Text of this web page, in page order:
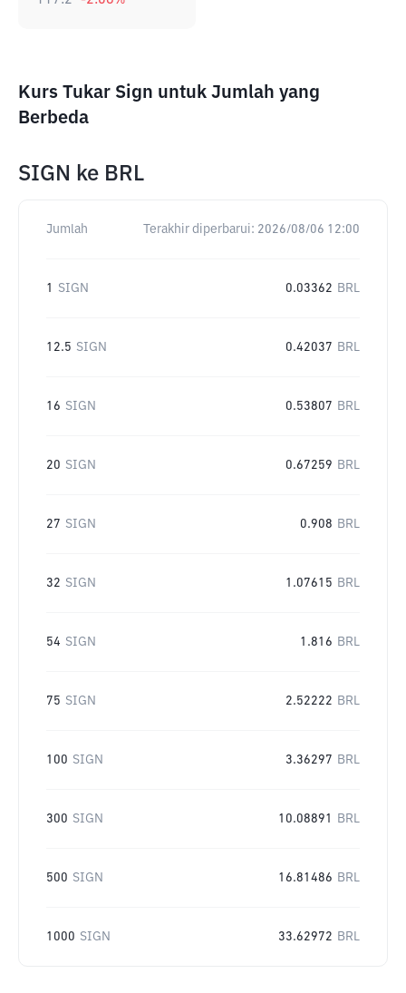
Kurs Tukar Sign untuk Jumlah yang
Berbeda
SIGN ke BRL
Jumlah Terakhir diperbarui: 2026/08/06 12:00
1 SIGN 0.03362 BRL
12.5 SIGN 0.42037 BRL
16 SIGN 0.53807 BRL
20 SIGN 0.67259 BRL
27 SIGN 0.908 BRL
32 SIGN 1.07615 BRL
54 SIGN 1.816 BRL
75 SIGN 2.52222 BRL
100 SIGN 3.36297 BRL
300 SIGN 10.08891 BRL
500 SIGN 16.81486 BRL
1000 SIGN 33.62972 BRL